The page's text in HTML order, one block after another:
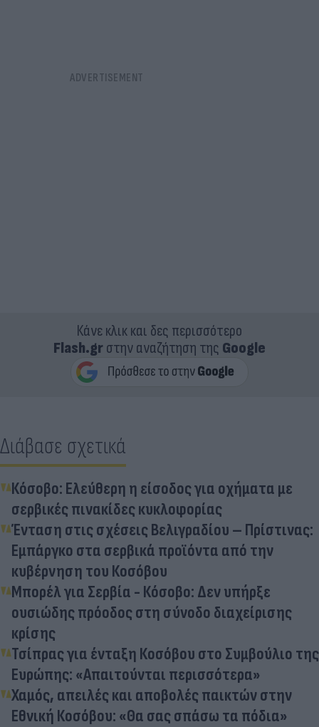
Κάνε κλικ και δες περισσότερο
Flash.grστην αναζήτηση της Google
Διάβασε σχετικά
Κόσοβο: Ελεύθερη η είσοδος για οχήματα με
σερβικές πινακίδες κυκλοφορίας
Ένταση στις σχέσεις Βελιγραδίου – Πρίστινας:
Εμπάργκο στα σερβικά προϊόντα από την
κυβέρνηση του Κοσόβου
Μπορέλ για Σερβία - Κόσοβο: Δεν υπήρξε
ουσιώδης πρόοδος στη σύνοδο διαχείρισης
κρίσης
Τσίπρας για ένταξη Κοσόβου στο Συμβούλιο της
Ευρώπης: «Απαιτούνται περισσότερα»
Χαμός, απειλές και αποβολές παικτών στην
Εθνική Κοσόβου: «Θα σας σπάσω τα πόδια»